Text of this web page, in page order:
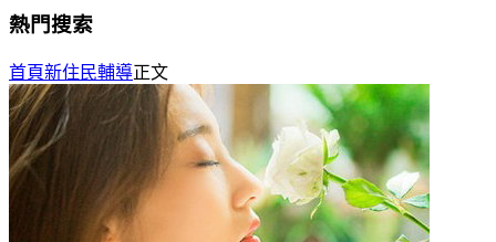
熱門搜索
首頁新住民輔導正文